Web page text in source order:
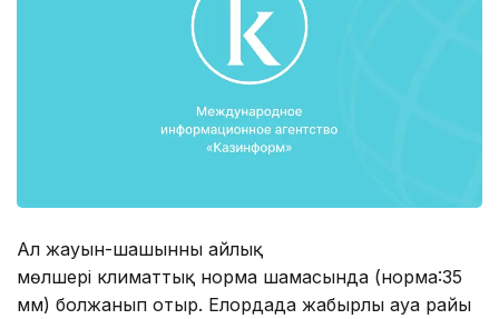
Ал жауын-шашынның айлық
мөлшері климаттық норма шамасында (норма:35
мм) болжанып отыр. Елордада жаңбырлы ауа райы